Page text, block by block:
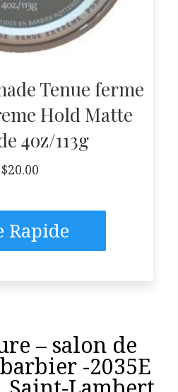
Tenue ferme
Hold Matte
4oz/113g
$20.00
Rapide
– salon de
-2035E